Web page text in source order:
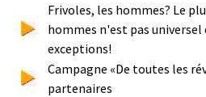
Frivoles, les hommes? Le
hommes n'est pas
exceptions!
Campagne «De toutes les
partenaires